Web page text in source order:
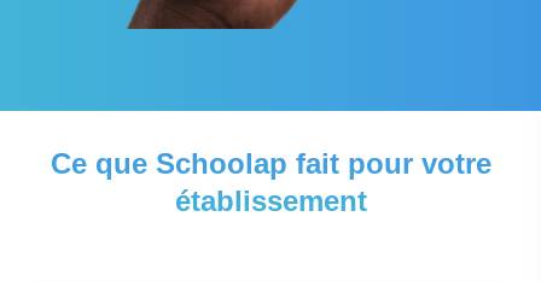
Ce que Schoolap fait pour votre
établissement